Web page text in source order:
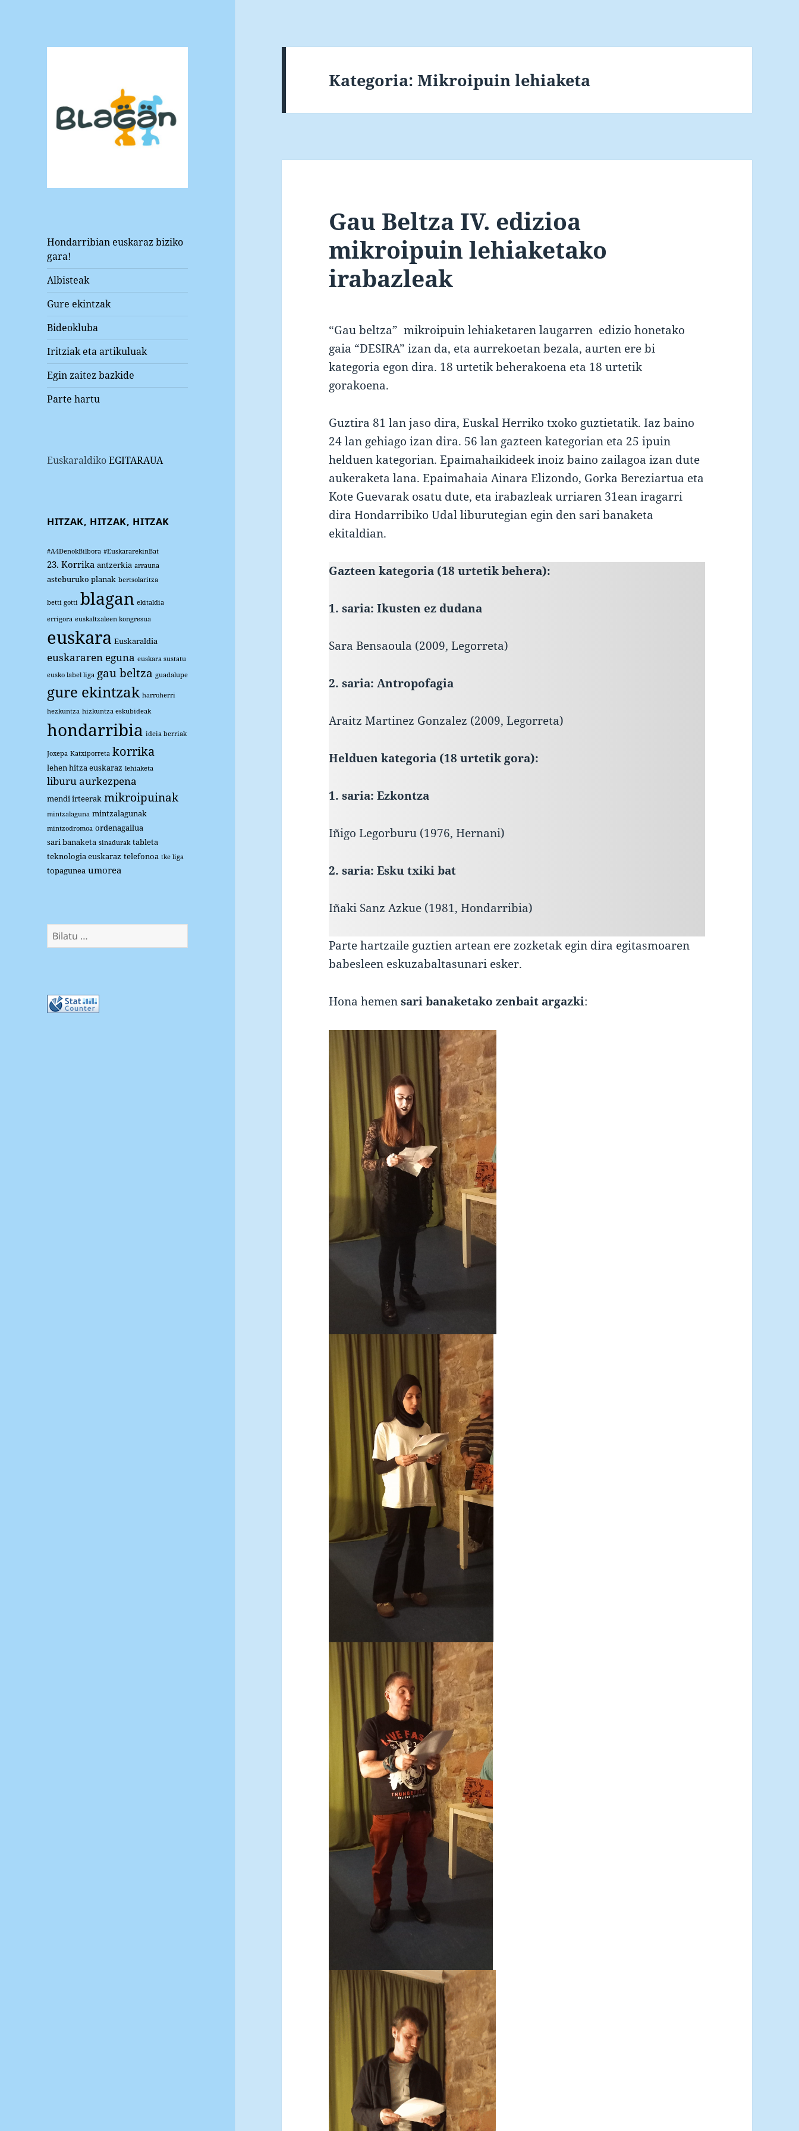
Hondarribian euskaraz biziko
gara!
Albisteak
Gure ekintzak
Bideokluba
Iritziak eta artikuluak
Egin zaitez bazkide
Parte hartu
EuskaraldikoEGITARAUA
HITZAK, HITZAK, HITZAK
#A4DenokBilbora #EuskararekinBat
23. Korrika antzerkia arrauna
asteburuko planak bertsolaritza
betti gotti blagan ekitaldia
errigora euskaltzaleen kongresua
euskara Euskaraldia
euskararen eguna euskara sustatu
eusko label liga gau beltza guadalupe
gure ekintzak harroherri
hezkuntza hizkuntza eskubideak
hondarribia ideia berriak
Joxepa Katxiporreta korrika
lehen hitza euskaraz lehiaketa
liburu aurkezpena
mendi irteerak mikroipuinak
mintzalaguna mintzalagunak
mintzodromoa ordenagailua
sari banaketa sinadurak tableta
teknologia euskaraz telefonoa tke liga
topagunea umorea
Bilatu:
Kategoria:Mikroipuin lehiaketa
Gau Beltza IV. edizioa
mikroipuin lehiaketako
irabazleak
“Gau beltza” mikroipuin lehiaketaren laugarren edizio honetako
gaia “DESIRA” izan da, eta aurrekoetan bezala, aurten ere bi
kategoria egon dira. 18 urtetik beherakoena eta 18 urtetik
gorakoena.
Guztira 81 lan jaso dira, Euskal Herriko txoko guztietatik. Iaz baino
24 lan gehiago izan dira. 56 lan gazteen kategorian eta 25 ipuin
helduen kategorian. Epaimahaikideek inoiz baino zailagoa izan dute
aukeraketa lana. Epaimahaia Ainara Elizondo, Gorka Bereziartua eta
Kote Guevarak osatu dute, eta irabazleak urriaren 31ean iragarri
dira Hondarribiko Udal liburutegian egin den sari banaketa
ekitaldian.
Gazteen kategoria (18 urtetik behera):
1. saria: Ikusten ez dudana
Sara Bensaoula (2009, Legorreta)
2. saria: Antropofagia
Araitz Martinez Gonzalez (2009, Legorreta)
Helduen kategoria (18 urtetik gora):
1. saria: Ezkontza
Iñigo Legorburu (1976, Hernani)
2. saria: Esku txiki bat
Iñaki Sanz Azkue (1981, Hondarribia)
Parte hartzaile guztien artean ere zozketak egin dira egitasmoaren
babesleen eskuzabaltasunari esker.
Hona hemensari banaketako zenbait argazki: